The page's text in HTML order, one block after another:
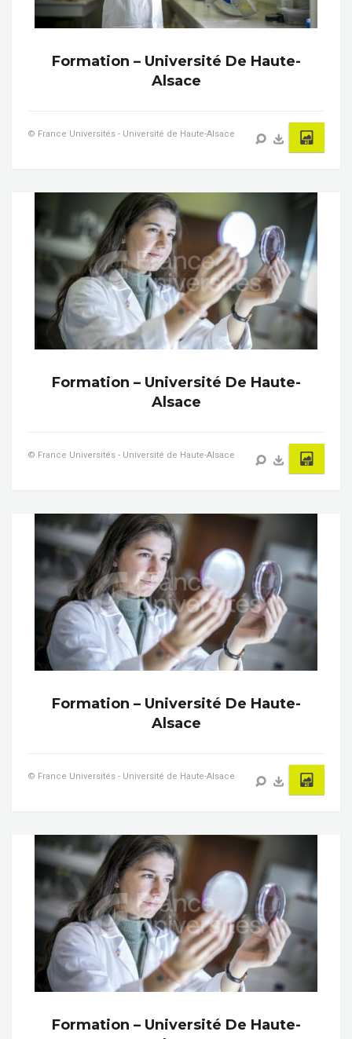
Formation – Université De Haute-
Alsace
© France Universités - Université de Haute-Alsace
Formation – Université De Haute-
Alsace
© France Universités - Université de Haute-Alsace
Formation – Université De Haute-
Alsace
© France Universités - Université de Haute-Alsace
Formation – Université De Haute-